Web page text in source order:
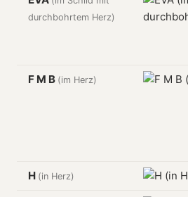
durchbohrtem Herz)
F M B (im Herz)
H (in Herz)